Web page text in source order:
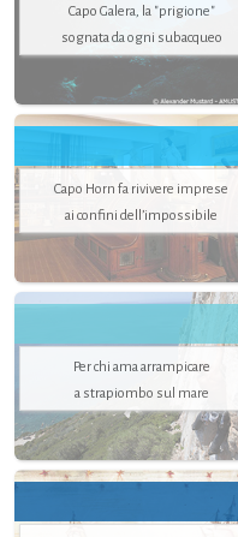
Capo Galera, la "prigione"
sognata da ogni subacqueo
Capo Horn fa rivivere imprese
ai confini dell’impossibile
Per chi ama arrampicare
a strapiombo sul mare